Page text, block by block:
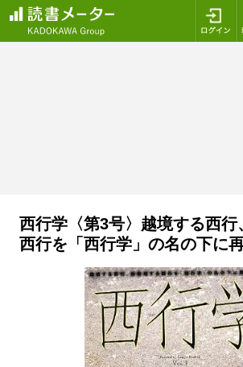
西行学〈第3号〉越境する西行
西行を「西行学」の名の下に